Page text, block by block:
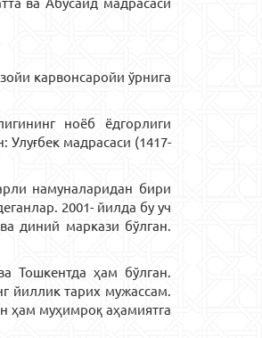
карвонсаройи ўрнига
ноёб ёдгорлиги
мадрасаси (1417-
намуналаридан бири
2001- йилда бу уч
диний маркази бўлган.
Тошкентда ҳам бўлган.
йиллик тарих мужассам.
ҳам муҳимроқ аҳамиятга